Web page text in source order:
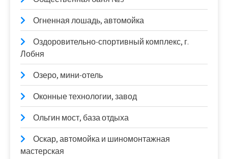
Огненная лошадь, автомойка
Оздоровительно-спортивный комплекс, г.
Лобня
Озеро, мини-отель
Оконные технологии, завод
Ольгин мост, база отдыха
Оскар, автомойка и шиномонтажная
мастерская